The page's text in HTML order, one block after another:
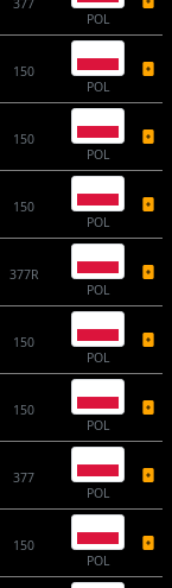
377
POL
150
POL
150
POL
150
POL
377R
POL
150
POL
150
POL
377
POL
150
POL